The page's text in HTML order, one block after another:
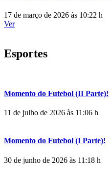
17 de março de 2026 às 10:22 h
Ver
Esportes
Momento do Futebol (II Parte)!
11 de julho de 2026 às 11:06 h
Momento do Futebol (I Parte)!
30 de junho de 2026 às 11:18 h